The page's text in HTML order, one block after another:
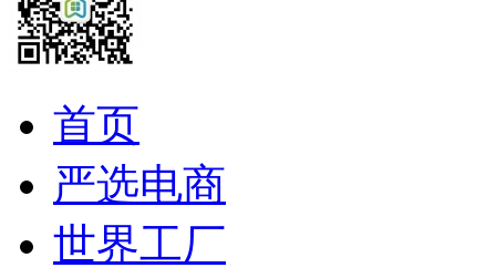
首页
严选电商
世界工厂